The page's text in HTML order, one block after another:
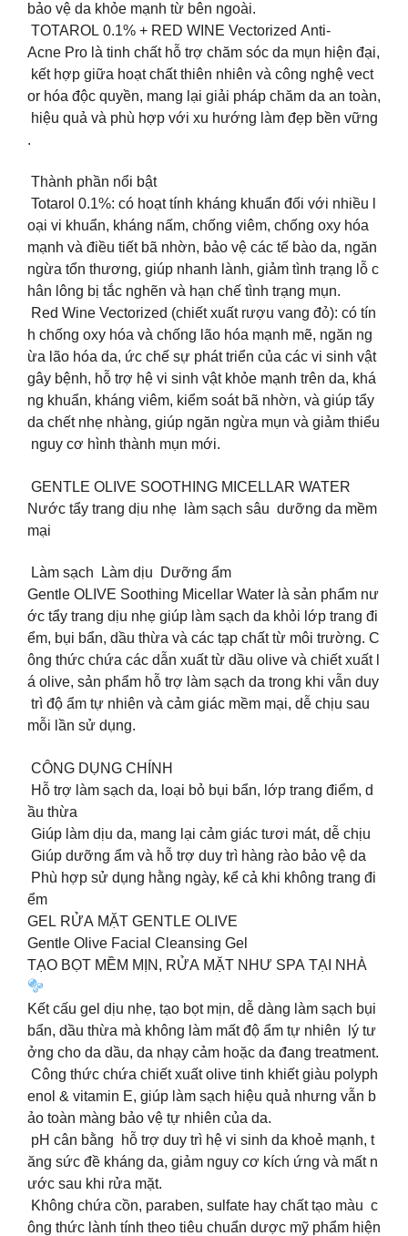
bảo vệ da khỏe mạnh từ bên ngoài.
️ TOTAROL 0.1% + RED WINE Vectorized Anti-
Acne Pro là tinh chất hỗ trợ chăm sóc da mụn hiện đại,
kết hợp giữa hoạt chất thiên nhiên và công nghệ vect
or hóa độc quyền, mang lại giải pháp chăm da an toàn,
hiệu quả và phù hợp với xu hướng làm đẹp bền vững
.
Thành phần nổi bật
Totarol 0.1%: có hoạt tính kháng khuẩn đối với nhiều l
oại vi khuẩn, kháng nấm, chống viêm, chống oxy hóa
mạnh và điều tiết bã nhờn, bảo vệ các tế bào da, ngăn
ngừa tổn thương, giúp nhanh lành, giảm tình trạng lỗ c
hân lông bị tắc nghẽn và hạn chế tình trạng mụn.
Red Wine Vectorized (chiết xuất rượu vang đỏ): có tín
h chống oxy hóa và chống lão hóa mạnh mẽ, ngăn ng
ừa lão hóa da, ức chế sự phát triển của các vi sinh vật
gây bệnh, hỗ trợ hệ vi sinh vật khỏe mạnh trên da, khá
ng khuẩn, kháng viêm, kiểm soát bã nhờn, và giúp tẩy
da chết nhẹ nhàng, giúp ngăn ngừa mụn và giảm thiểu
nguy cơ hình thành mụn mới.
GENTLE OLIVE SOOTHING MICELLAR WATER
Nước tẩy trang dịu nhẹ làm sạch sâu dưỡng da mềm
mại
Làm sạch Làm dịu Dưỡng ẩm
Gentle OLIVE Soothing Micellar Water là sản phẩm nư
ớc tẩy trang dịu nhẹ giúp làm sạch da khỏi lớp trang đi
ểm, bụi bẩn, dầu thừa và các tạp chất từ môi trường. C
ông thức chứa các dẫn xuất từ dầu olive và chiết xuất l
á olive, sản phẩm hỗ trợ làm sạch da trong khi vẫn duy
trì độ ẩm tự nhiên và cảm giác mềm mại, dễ chịu sau
mỗi lần sử dụng.
CÔNG DỤNG CHÍNH
Hỗ trợ làm sạch da, loại bỏ bụi bẩn, lớp trang điểm, d
ầu thừa
Giúp làm dịu da, mang lại cảm giác tươi mát, dễ chịu
Giúp dưỡng ẩm và hỗ trợ duy trì hàng rào bảo vệ da
Phù hợp sử dụng hằng ngày, kể cả khi không trang đi
ểm
GEL RỬA MẶT GENTLE OLIVE
Gentle Olive Facial Cleansing Gel
TẠO BỌT MỀM MỊN, RỬA MẶT NHƯ SPA TẠI NHÀ
Kết cấu gel dịu nhẹ, tạo bọt mịn, dễ dàng làm sạch bụi
bẩn, dầu thừa mà không làm mất độ ẩm tự nhiên lý tư
ởng cho da dầu, da nhạy cảm hoặc da đang treatment.
Công thức chứa chiết xuất olive tinh khiết giàu polyph
enol & vitamin E, giúp làm sạch hiệu quả nhưng vẫn b
ảo toàn màng bảo vệ tự nhiên của da.
pH cân bằng hỗ trợ duy trì hệ vi sinh da khoẻ mạnh, t
ăng sức đề kháng da, giảm nguy cơ kích ứng và mất n
ước sau khi rửa mặt.
Không chứa cồn, paraben, sulfate hay chất tạo màu c
ông thức lành tính theo tiêu chuẩn dược mỹ phẩm hiện